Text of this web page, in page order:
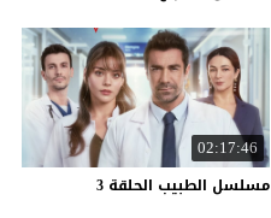
02:17:46
مسلسل الطبيب الحلقة 3